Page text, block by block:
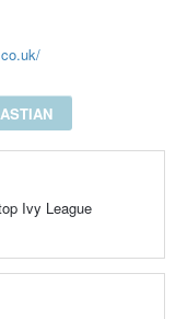
Ivy League